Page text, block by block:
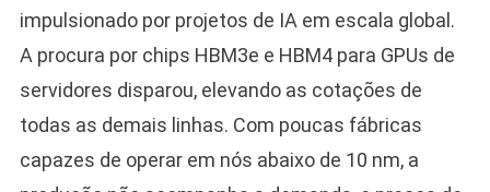
impulsionado por projetos de IA em escala global.
A procura por chips HBM3e e HBM4 para GPUs de
servidores disparou, elevando as cotações de
todas as demais linhas. Com poucas fábricas
capazes de operar em nós abaixo de 10 nm, a